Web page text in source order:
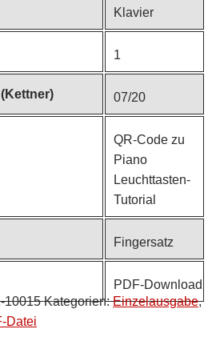
Klavier
1
07/20
QR-Code zu
Piano
Leuchttasten-
Tutorial
Fingersatz
PDF-Download
10015 Kategorien:Einzelausgabe,
Datei